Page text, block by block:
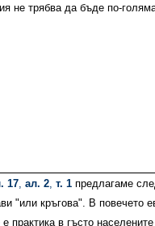
не трябва да бъде по-
17 ,ал. 2 ,т. 1 предлагаме
"или кръгова". В повечето
е практика в гъсто